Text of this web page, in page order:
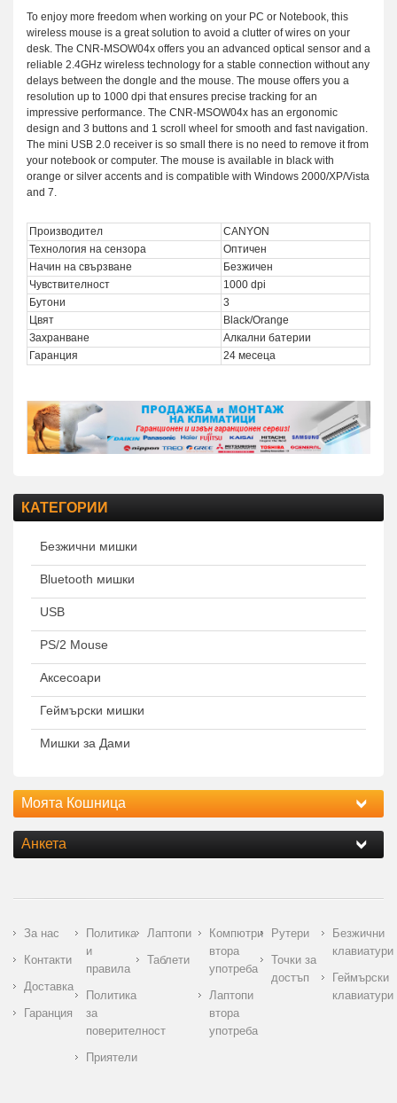
To enjoy more freedom when working on your PC or Notebook, this
wireless mouse is a great solution to avoid a clutter of wires on your
desk. The CNR-MSOW04x offers you an advanced optical sensor and a
reliable 2.4GHz wireless technology for a stable connection without any
delays between the dongle and the mouse. The mouse offers you a
resolution up to 1000 dpi that ensures precise tracking for an
impressive performance. The CNR-MSOW04x has an ergonomic
design and 3 buttons and 1 scroll wheel for smooth and fast navigation.
The mini USB 2.0 receiver is so small there is no need to remove it from
your notebook or computer. The mouse is available in black with
orange or silver accents and is compatible with Windows 2000/XP/Vista
and 7.
Производител
CANYON
Технология на сензора
Оптичен
Начин на свързване
Безжичен
Чувствителност
1000 dpi
Бутони
3
Цвят
Black/Orange
Захранване
Алкални батерии
Гаранция
24 месеца
КАТЕГОРИИ
Безжични мишки
Bluetooth мишки
USB
PS/2 Mouse
Аксесоари
Геймърски мишки
Мишки за Дами
Моята Кошница
Анкета
За нас
Контакти
Доставка
Гаранция
Политика
и
правила
Политика
за
поверителност
Приятели
Лаптопи
Таблети
Компютри
втора
употреба
Лаптопи
втора
употреба
Рутери
Точки за
достъп
Безжични
клавиатури
Геймърски
клавиатури